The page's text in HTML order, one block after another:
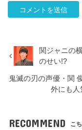
関ジャニの
のせい!?
鬼滅の刃の声優・関
外にも人
RECOMMEND こ